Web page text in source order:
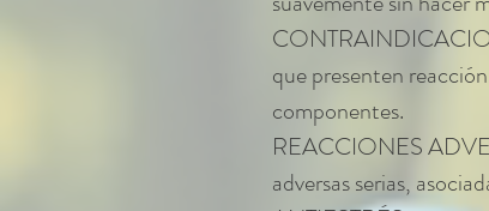
que presenten
componentes.
REACCIONES
adversas serias,